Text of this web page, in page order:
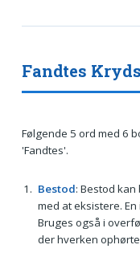
Fandtes
Følgende 5 ord med 6
'Fandtes'.
Bestod: Bestod
med at eksistere.
Bruges også i
der hverken